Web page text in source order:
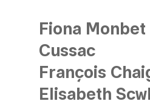
Fiona
Cussac
François
Elisabeth